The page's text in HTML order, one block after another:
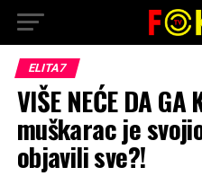
ELITA7
VIŠE NEĆE DA GA
muškarac je
objavili sve?!